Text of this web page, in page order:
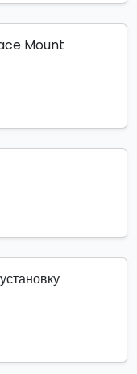
Mount